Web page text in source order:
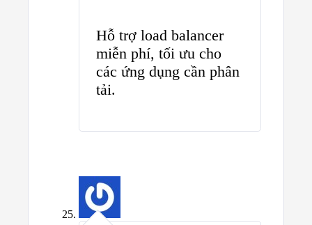
Hỗ trợ load balancer
miễn phí, tối ưu cho
các ứng dụng cần phân
tải.